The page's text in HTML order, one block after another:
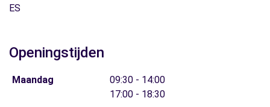
ES
Openingstijden
Maandag
09:30 - 14:00
17:00 - 18:30